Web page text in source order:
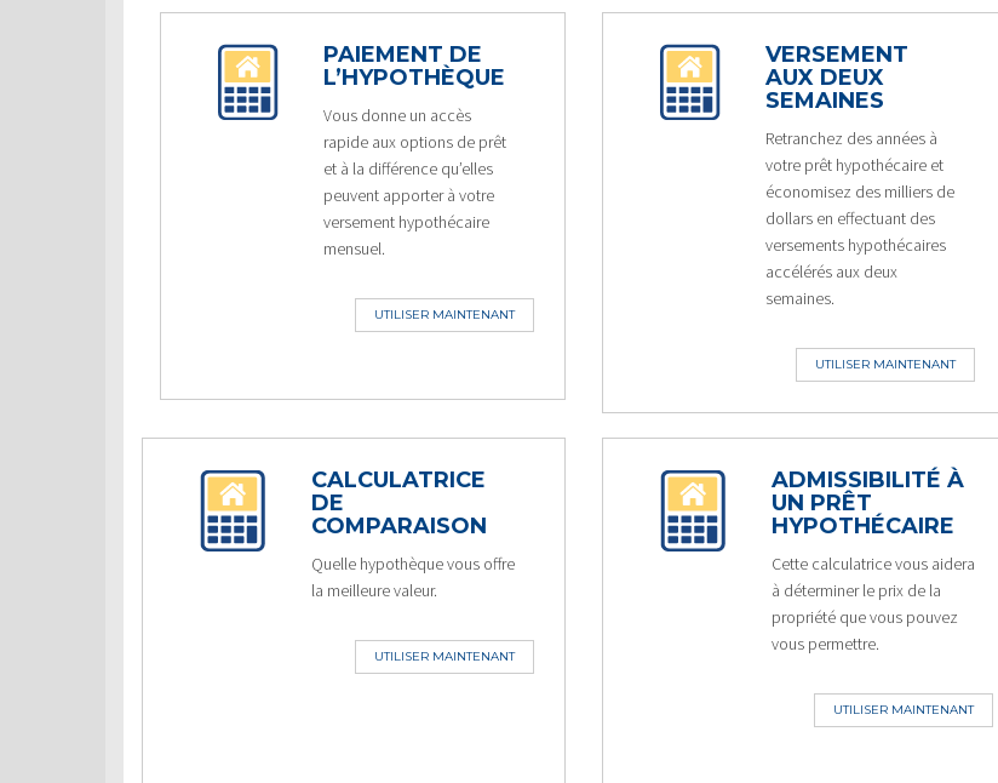
PAIEMENT DE
L’HYPOTHÈQUE
Vous donne un accès
rapide aux options de prêt
et à la différence qu’elles
peuvent apporter à votre
versement hypothécaire
mensuel.
UTILISER MAINTENANT
VERSEMENT
AUX DEUX
SEMAINES
Retranchez des années à
votre prêt hypothécaire et
économisez des milliers de
dollars en effectuant des
versements hypothécaires
accélérés aux deux
semaines.
UTILISER MAINTENANT
CALCULATRICE
DE
COMPARAISON
Quelle hypothèque vous offre
la meilleure valeur.
UTILISER MAINTENANT
ADMISSIBILITÉ À
UN PRÊT
HYPOTHÉCAIRE
Cette calculatrice vous aidera
à déterminer le prix de la
propriété que vous pouvez
vous permettre.
UTILISER MAINTENANT